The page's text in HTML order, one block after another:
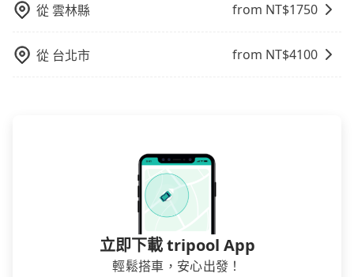
從雲林縣 from NT$1750
從 台北市 from NT$4100
立即下載 tripool App
輕鬆搭車，安心出發！